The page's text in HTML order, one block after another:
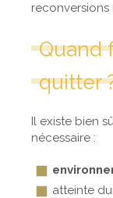
reconversions
Quand
quitter
Il existe bien
nécessaire :
atteinte